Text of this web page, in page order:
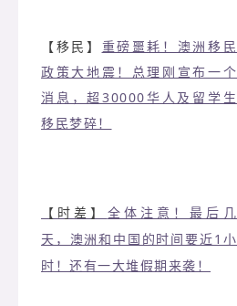
【移民】 重磅噩耗！澳洲移民
政策大地震！总理刚宣布一个
消息，超30000华人及留学生
移民梦碎！
【时差】 全体注意！最后几
天，澳洲和中国的时间要近1小
时！还有一大堆假期来袭！